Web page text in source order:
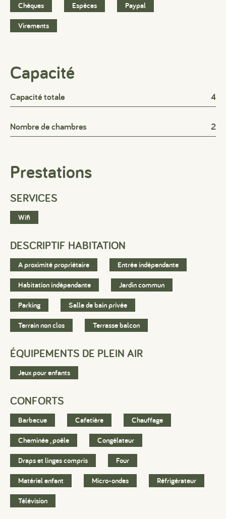
Chèques Espèces Paypal
Virements
Capacité
Capacité totale 4
Nombre de chambres 2
Prestations
SERVICES
Wifi
DESCRIPTIF HABITATION
A proximité propriétaire Entrée indépendante
Habitation indépendante Jardin commun
Parking Salle de bain privée
Terrain non clos Terrasse balcon
ÉQUIPEMENTS DE PLEIN AIR
Jeux pour enfants
CONFORTS
Barbecue Cafetière Chauffage
Cheminée , poêle Congélateur
Draps et linges compris Four
Matériel enfant Micro-ondes Réfrigérateur
Télévision